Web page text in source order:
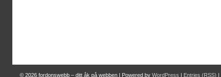
© 2026 fordonswebb – ditt åk på webben | Powered by WordPress | Entries (RSS) |